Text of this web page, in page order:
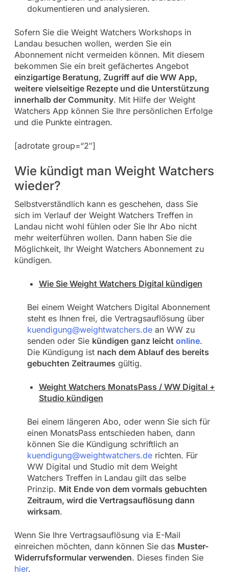
dokumentieren und analysieren.
Sofern Sie die Weight Watchers Workshops in
Landau besuchen wollen, werden Sie ein
Abonnement nicht vermeiden können. Mit diesem
bekommen Sie ein breit gefächertes Angebot
einzigartige Beratung, Zugriff auf die WW App,
weitere vielseitige Rezepte und die Unterstützung
innerhalb der Community. Mit Hilfe der Weight
Watchers App können Sie Ihre persönlichen Erfolge
und die Punkte eintragen.
[adrotate group=“2″]
Wie kündigt man Weight Watchers
wieder?
Selbstverständlich kann es geschehen, dass Sie
sich im Verlauf der Weight Watchers Treffen in
Landau nicht wohl fühlen oder Sie Ihr Abo nicht
mehr weiterführen wollen. Dann haben Sie die
Möglichkeit, Ihr Weight Watchers Abonnement zu
kündigen.
Wie Sie Weight Watchers Digital kündigen
Bei einem Weight Watchers Digital Abonnement
steht es Ihnen frei, die Vertragsauflösung über
kuendigung@weightwatchers.dean WW zu
senden oder Sie kündigen ganz leicht online.
Die Kündigung ist nach dem Ablauf des bereits
gebuchten Zeitraumes gültig.
Weight Watchers MonatsPass / WW Digital +
Studio kündigen
Bei einem längeren Abo, oder wenn Sie sich für
einen MonatsPass entschieden haben, dann
können Sie die Kündigung schriftlich an
kuendigung@weightwatchers.derichten. Für
WW Digital und Studio mit dem Weight
Watchers Treffen in Landau gilt das selbe
Prinzip. Mit Ende von dem vormals gebuchten
Zeitraum, wird die Vertragsauflösung dann
wirksam.
Wenn Sie Ihre Vertragsauflösung via E-Mail
einreichen möchten, dann können Sie das Muster-
Widerrufsformular verwenden. Dieses finden Sie
hier.